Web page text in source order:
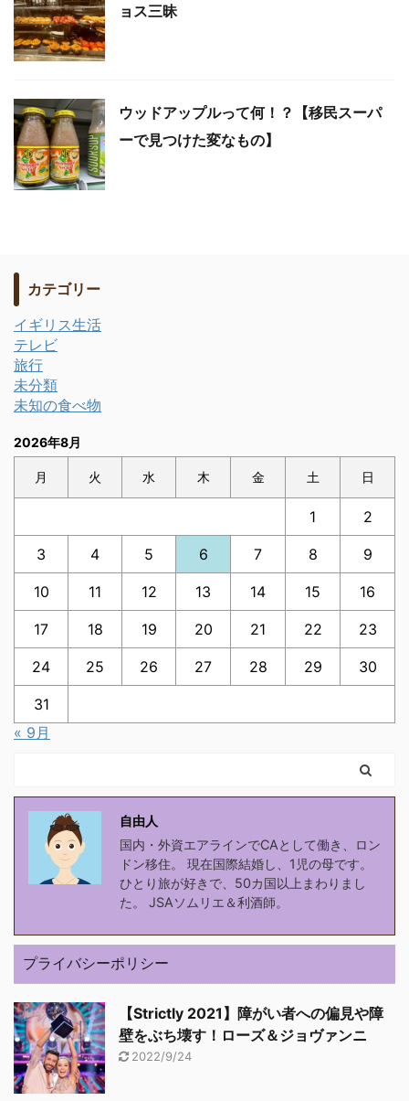
ョス三昧
ウッドアップルって何！？【移民スーパ
ーで見つけた変なもの】
カテゴリー
イギリス生活
テレビ
旅行
未分類
未知の食べ物
2026年8月
月 火 水 木 金 土 日
1 2
3 4 5 6 7 8 9
10 11 12 13 14 15 16
17 18 19 20 21 22 23
24 25 26 27 28 29 30
31
« 9月
自由人
国内・外資エアラインでCAとして働き、ロン
ドン移住。 現在国際結婚し、1児の母です。
ひとり旅が好きで、50カ国以上まわりまし
た。 JSAソムリエ＆利酒師。
プライバシーポリシー
【Strictly 2021】障がい者への偏見や障
壁をぶち壊す！ローズ＆ジョヴァンニ
2022/9/24